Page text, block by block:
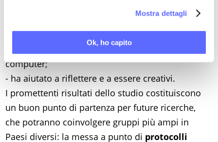
Mostra dettagli
Ok, ho capito
- è stata percepita come una distrazione
, anche perché si è svolta senza tablet o
computer;
- ha aiutato a riflettere e a essere creativi.
I promettenti risultati dello studio costituiscono
un buon punto di partenza per future ricerche,
che potranno coinvolgere gruppi più ampi in
Paesi diversi: la messa a punto di protocolli